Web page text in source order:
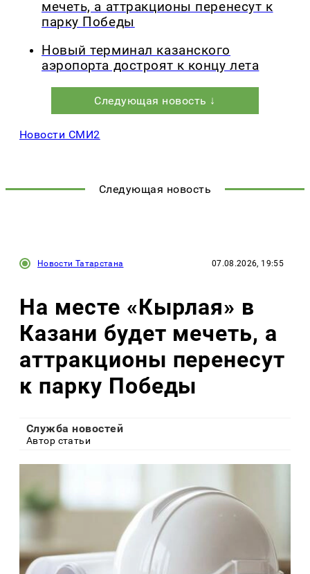
мечеть, а аттракционы перенесут к
парку Победы
Новый терминал казанского
аэропорта достроят к концу лета
Следующая новость ↓
Новости СМИ2
Следующая новость
Новости Татарстана 07.08.2026, 19:55
На месте «Кырлая» в
Казани будет мечеть, а
аттракционы перенесут
к парку Победы
Служба новостей
Автор статьи